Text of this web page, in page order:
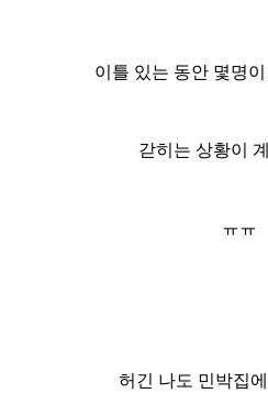
이틀 있는 동안 몇명
갇히는 상황이
ㅠㅠ
허긴 나도 민박집